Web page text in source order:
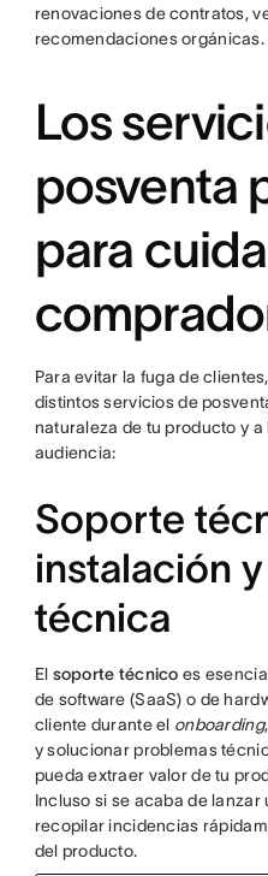
renovaciones de contratos,
recomendaciones orgánicas.
Los
posventa
para
Para evitar la fuga de
distintos servicios de
naturaleza de tu producto y
audiencia:
Soporte
instalación
técnica
El soporte técnico es
de software (SaaS) o de
cliente durante el onboarding
y solucionar problemas
pueda extraer valor de tu
Incluso si se acaba de lanzar
recopilar incidencias
del producto.